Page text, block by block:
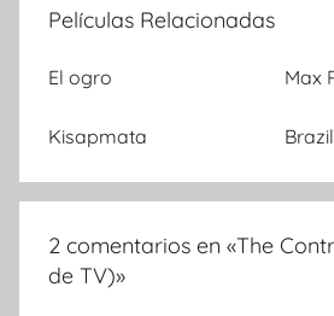
Películas Relacionadas
El ogro Max
Kisapmata Brazil
2 comentarios en «The
de TV)»